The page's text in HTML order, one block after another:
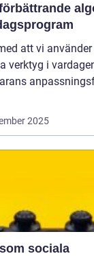
att vi använder
verktyg i
2025
sociala